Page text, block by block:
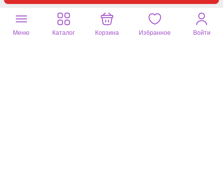
Меню Каталог Корзина Избранное Войти